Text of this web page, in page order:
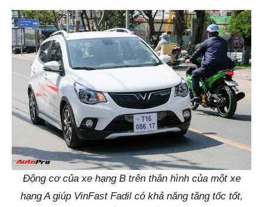
Động cơ của xe hạng B trên thân hình của một xe
hạng A giúp VinFast Fadil có khả năng tăng tốc tốt,